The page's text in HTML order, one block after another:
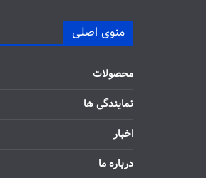
منوی اصلی
محصولات
نمایندگی ها
اخبار
درباره ما